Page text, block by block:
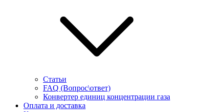
Статьи
FAQ (Вопрос\ответ)
Конвертер единиц концентрации газа
Оплата и доставка